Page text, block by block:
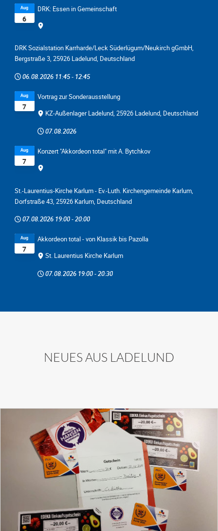
6
Aug DRK: Essen in Gemeinschaft
DRK Sozialstation Karrharde/Leck Süderlügum/Neukirch gGmbH,
Bergstraße 3, 25926 Ladelund, Deutschland
06.08.2026 11:45- 12:45
7
Aug
Vortrag zur Sonderausstellung
KZ-Außenlager Ladelund, 25926 Ladelund, Deutschland
07.08.2026
7
Aug Konzert "Akkordeon total" mit A. Bytchkov
St.-Laurentius-Kirche Karlum - Ev.-Luth. Kirchengemeinde Karlum,
Dorfstraße 43, 25926 Karlum, Deutschland
07.08.2026 19:00-20:00
7
Aug
Akkordeon total - von Klassik bis Pazolla
St. Laurentius Kirche Karlum
07.08.2026 19:00-20:30
NEUES AUS LADELUND